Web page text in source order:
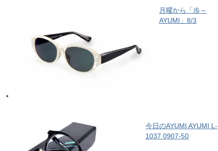
月曜から「歩～
AYUMI」8/3
今日のAYUMI AYUMI L-
1037 0907-50